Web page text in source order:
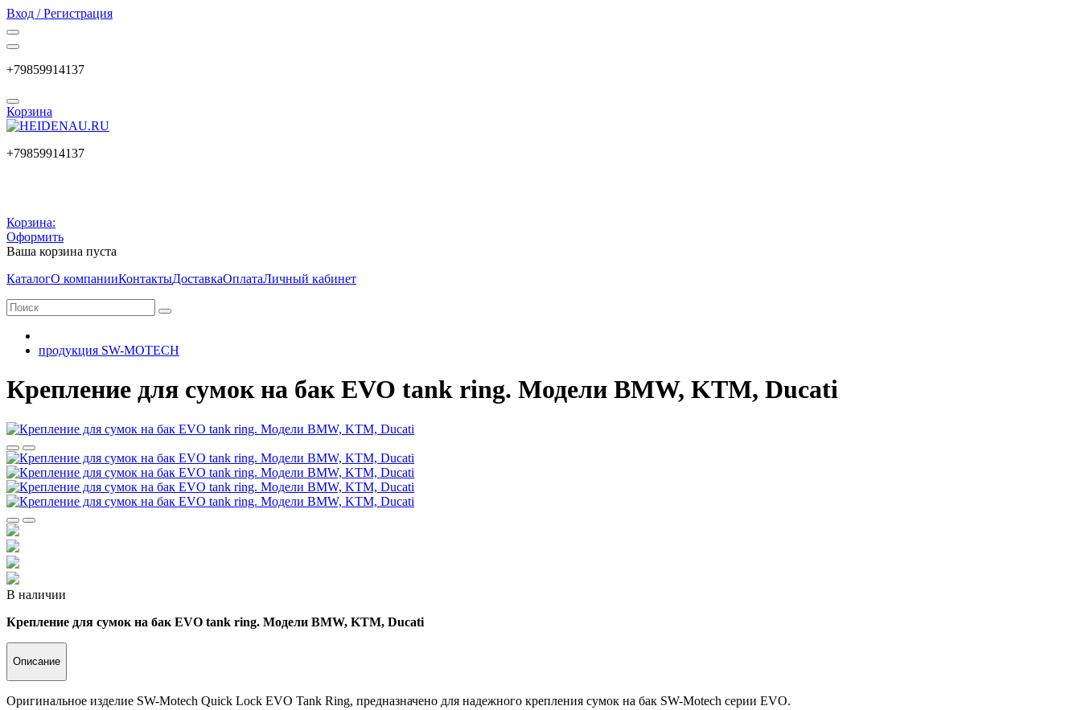
Вход / Регистрация
+79859914137
Корзина
+79859914137
Корзина:
Оформить
Ваша корзина пуста
КаталогО компанииКонтактыДоставкаОплатаЛичный кабинет
продукция SW-MOTECH
Крепление для сумок на бак EVO tank ring. Модели BMW, KTM, Ducati
В наличии
Крепление для сумок на бак EVO tank ring. Модели BMW, KTM, Ducati
Описание
Оригинальное изделие SW-Motech Quick Lock EVO Tank Ring, предназначено для надежного крепления сумок на бак SW-Motech серии EVO.